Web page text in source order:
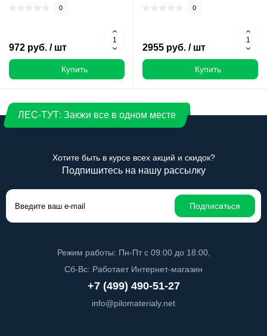
0
972 руб. / шт
Купить
0
2955 руб. / шт
Купить
ЛЕС-ТУТ: Закжи все в одном месте
Хотите быть в курсе всех акций и скидок?
Подпишитесь на нашу рассылку
Подписаться
Режим работы: Пн-Пт с 09:00 до 18:00,
Сб-Вс: Работает Интернет-магазин
+7 (499) 490-51-27
info@pilomaterialy.net